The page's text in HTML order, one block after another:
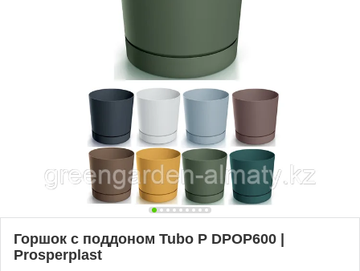
Горшок с поддоном Tubo P DPOP600 |
Prosperplast